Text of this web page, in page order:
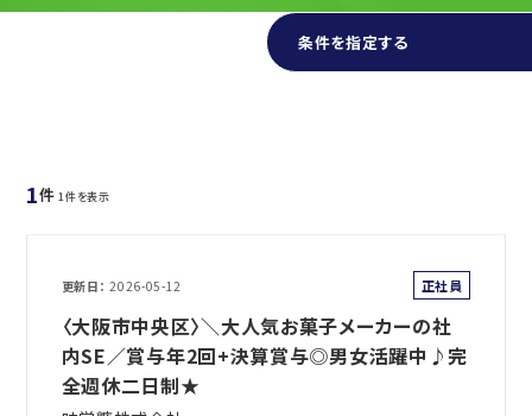
条件を指定する
1件 1件を表示
更新日 2026-05-12 正社員
〈大阪市中央区〉＼大人気お菓子メーカーの社
内SE／賞与年2回+決算賞与◎男女活躍中♪完
全週休二日制★